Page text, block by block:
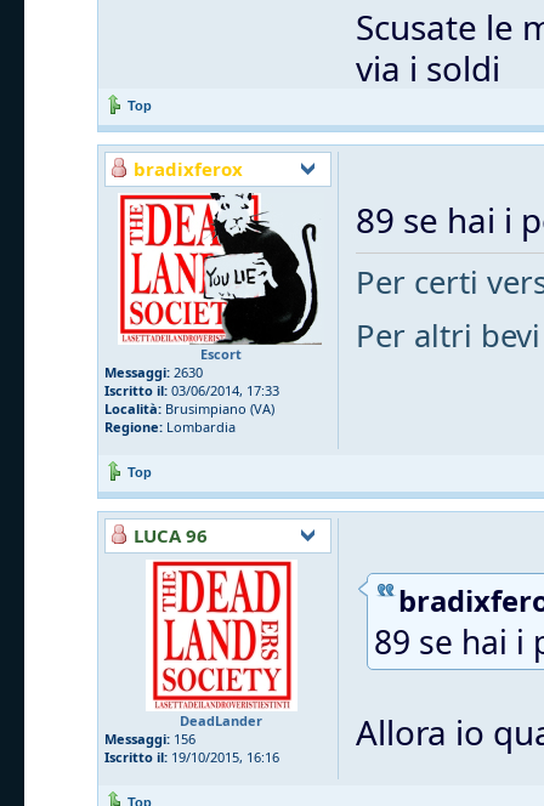
Scusate le
via i soldi
Top
bradixferox
Escort
Messaggi: 2630
Iscritto il: 03/06/2014, 17:33
Località: Brusimpiano (VA)
Regione: Lombardia
89 se hai i
Per certi
Per altri bevi
Top
LUCA 96
DeadLander
Messaggi: 156
Iscritto il: 19/10/2015, 16:16
89 se hai i
Allora io
Top